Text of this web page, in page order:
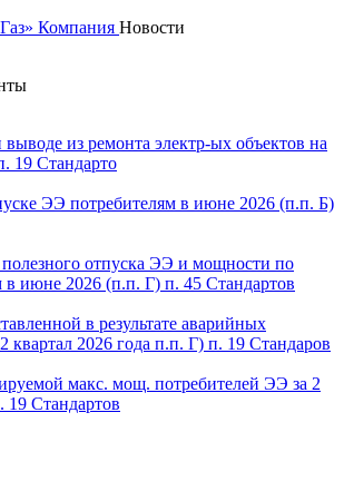
Компания Новости
из ремонта электр-ых объектов на
19 Стандарто
ЭЭ потребителям в июне 2026 (п.п. Б)
отпуска ЭЭ и мощности по
июне 2026 (п.п. Г) п. 45 Стандартов
в результате аварийных
квартал 2026 года п.п. Г) п. 19 Стандаров
макс. мощ. потребителей ЭЭ за 2
19 Стандартов